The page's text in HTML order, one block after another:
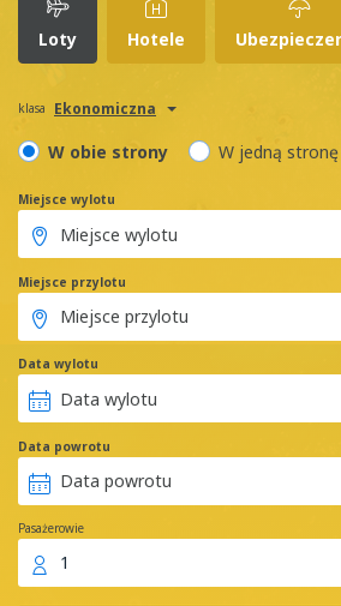
Loty Hotele
klasa Ekonomiczna
W obie strony W jedną stronę
Miejsce wylotu
Miejsce przylotu
Data wylotu
Data powrotu
Pasażerowie
1